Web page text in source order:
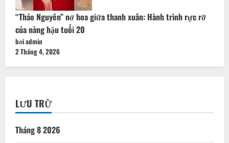
“Thảo Nguyên” nở hoa giữa thanh xuân: Hành trình rực rỡ
của nàng hậu tuổi 20
bởi admin
2 Tháng 4, 2026
LƯU TRỮ
Tháng 8 2026